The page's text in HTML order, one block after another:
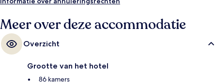
Meer over deze accommodatie
Overzicht
Grootte van het hotel
86 kamers